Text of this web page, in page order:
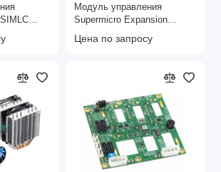
Модуль управления
Supermicro Expansion
Module
Цена по запросу